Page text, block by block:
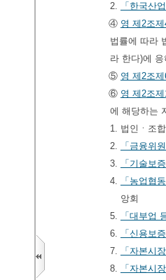
2.
「한국산
④ 영 제2조
법률에 따라
라 한다)에
⑤ 영 제2조
⑥ 영 제2조
에 해당하는
1. 법인ㆍ조
2.
「금융위
3.
「기술보
4.
「농업협
앙회
5.
「대부업
6.
「신용보
7.
「자본시
8.
「자본시